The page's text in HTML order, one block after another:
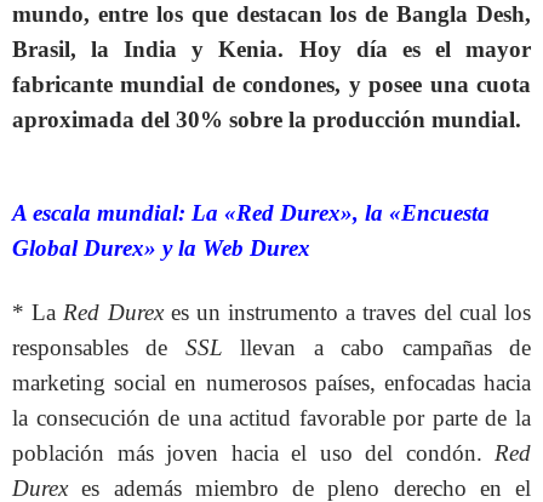
mundo, entre los que destacan los de Bangla Desh,
Brasil, la India y Kenia. Hoy día es el mayor
fabricante mundial de condones, y posee una cuota
aproximada del 30% sobre la producción mundial.
A escala mundial: La «Red Durex», la «Encuesta
Global Durex» y la Web Durex
* La Red Durexes un instrumento a traves del cual los
responsables de SSL llevan a cabo campañas de
marketing social en numerosos países, enfocadas hacia
la consecución de una actitud favorable por parte de la
población más joven hacia el uso del condón. Red
Durexes además miembro de pleno derecho en el